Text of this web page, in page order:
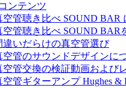
ンテンツ
空管聴き比べ SOUND BAR
空管聴き比べ SOUND BAR
違いだらけの真空管選び
空管のサウンドデザインに
空管交換の検証動画および
空管ギターアンプ Hughes